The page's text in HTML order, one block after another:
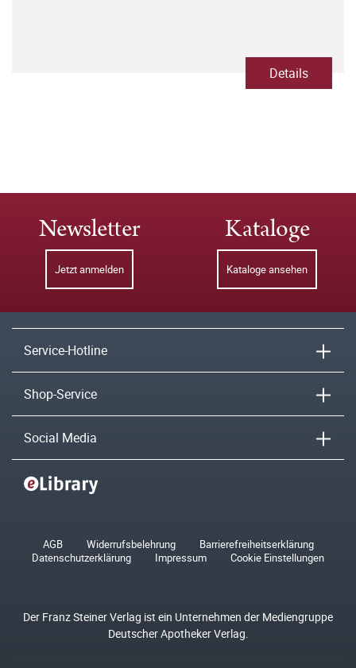
Details
Newsletter
Jetzt anmelden
Kataloge
Kataloge ansehen
Service-Hotline
Shop-Service
Social Media
AGB Widerrufsbelehrung
Barrierefreiheitserklärung
Datenschutzerklärung
Impressum Cookie Einstellungen
Der Franz Steiner Verlag ist ein Unternehmen der Mediengruppe
Deutscher Apotheker Verlag.